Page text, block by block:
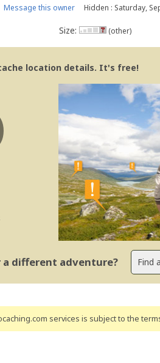
Message this owner Hidden : Saturday,
Size: (other)
location details. It's free!
different adventure?
services is subject to the